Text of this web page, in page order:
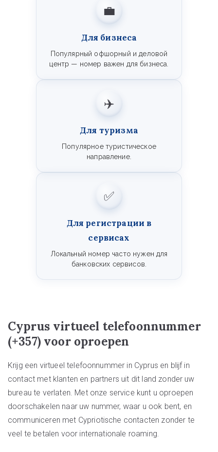
💼
Для бизнеса
Популярный офшорный и деловой
центр — номер важен для бизнеса.
✈️
Для туризма
Популярное туристическое
направление.
✅
Для регистрации в
сервисах
Локальный номер часто нужен для
банковских сервисов.
Cyprus virtueel telefoonnummer
(+357) voor oproepen
Krijg een virtueel telefoonnummer in Cyprus en blijf in
contact met klanten en partners uit dit land zonder uw
bureau te verlaten. Met onze service kunt u oproepen
doorschakelen naar uw nummer, waar u ook bent, en
communiceren met Cypriotische contacten zonder te
veel te betalen voor internationale roaming.